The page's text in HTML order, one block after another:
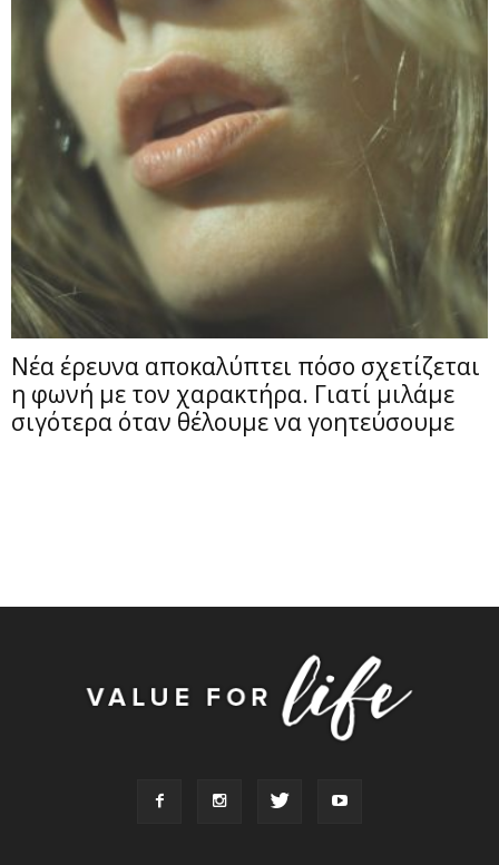
Νέα έρευνα αποκαλύπτει πόσο σχετίζεται
η φωνή με τον χαρακτήρα. Γιατί μιλάμε
σιγότερα όταν θέλουμε να γοητεύσουμε